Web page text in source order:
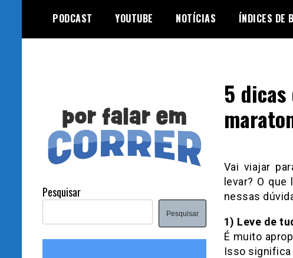
content
PODCAST YOUTUBE NOTÍCIAS ÍNDICES DE
5 dicas
Vai viajar
levar? O
nessas
1) Leve de
É muito
Isso significa
Pesquisar
Pesquisar